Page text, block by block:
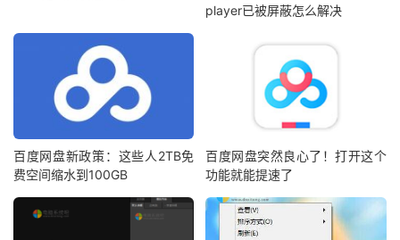
player已被屏蔽怎么解决
百度网盘新政策：这些人2TB免
费空间缩水到100GB
百度网盘突然良心了！打开这个
功能就能提速了